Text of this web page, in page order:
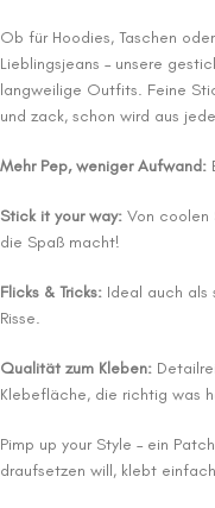
Ob für Hoodies, Taschen
Lieblingsjeans – unsere
langweilige Outfits. Feine
und zack, schon wird aus
Mehr Pep, weniger Aufwand:
Stick it your way: Von coolen
die Spaß macht!
Flicks & Tricks: Ideal auch als
Risse.
Qualität zum Kleben:
Klebefläche, die richtig was
Pimp up your Style – ein
draufsetzen will, klebt